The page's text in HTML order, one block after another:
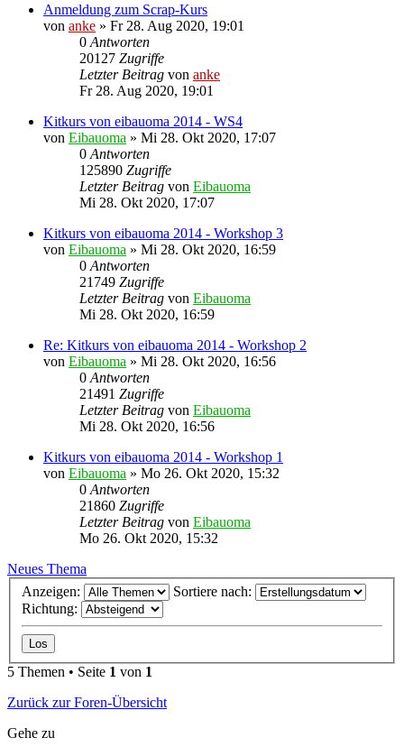
Anmeldung zum Scrap-Kurs
von anke » Fr 28. Aug 2020, 19:01
0 Antworten
20127 Zugriffe
Letzter Beitrag von anke
Fr 28. Aug 2020, 19:01
Kitkurs von eibauoma 2014 - WS4
von Eibauoma » Mi 28. Okt 2020, 17:07
0 Antworten
125890 Zugriffe
Letzter Beitrag von Eibauoma
Mi 28. Okt 2020, 17:07
Kitkurs von eibauoma 2014 - Workshop 3
von Eibauoma » Mi 28. Okt 2020, 16:59
0 Antworten
21749 Zugriffe
Letzter Beitrag von Eibauoma
Mi 28. Okt 2020, 16:59
Re: Kitkurs von eibauoma 2014 - Workshop 2
von Eibauoma » Mi 28. Okt 2020, 16:56
0 Antworten
21491 Zugriffe
Letzter Beitrag von Eibauoma
Mi 28. Okt 2020, 16:56
Kitkurs von eibauoma 2014 - Workshop 1
von Eibauoma » Mo 26. Okt 2020, 15:32
0 Antworten
21860 Zugriffe
Letzter Beitrag von Eibauoma
Mo 26. Okt 2020, 15:32
Neues Thema
Anzeigen:
Sortiere nach:
Richtung:
5 Themen • Seite 1 von 1
Zurück zur Foren-Übersicht
Gehe zu